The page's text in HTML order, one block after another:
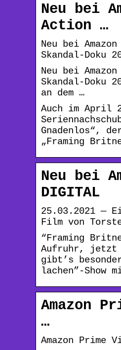
Neu bei
Action …
Neu bei
Skandal-Doku
Neu bei
Skandal-Doku
an dem …
Auch im April
Gnadenlos“,
„Framing
Neu bei
DIGITAL
25.03.2021 —
Film von
“Framing
Aufruhr, jetzt
gibt’s
lachen”-Show
Amazon
…
Amazon Prime